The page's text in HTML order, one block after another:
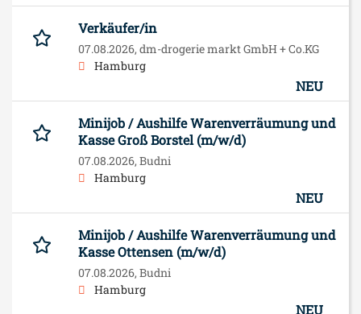
Verkäufer/in
07.08.2026, dm-drogerie markt GmbH + Co.KG
Hamburg
NEU
Minijob / Aushilfe Warenverräumung und
Kasse Groß Borstel (m/w/d)
07.08.2026, Budni
Hamburg
NEU
Minijob / Aushilfe Warenverräumung und
Kasse Ottensen (m/w/d)
07.08.2026, Budni
Hamburg
NEU